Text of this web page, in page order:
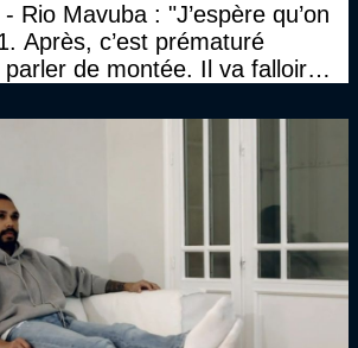
Rio Mavuba : "J’espère qu’on
Après, c’est prématuré
de montée. Il va falloir